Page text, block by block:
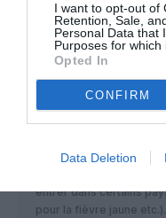
I want to opt-out of
Retention, Sale,
Personal Data that
Purposes for which
Opted In
CONFIRM
Data Deletion
Entièrement pour le
entrer dans certains
pour la fièvre jaune